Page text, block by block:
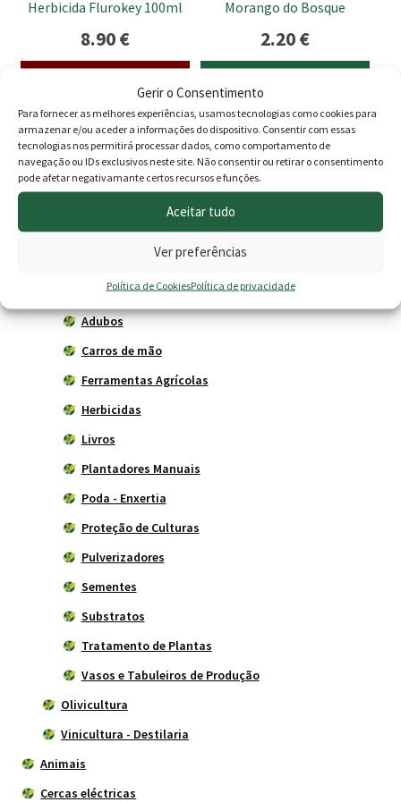
Gerir o Consentimento
Para fornecer as melhores experiências, usamos tecnologias como cookies para
armazenar e/ou aceder a informações do dispositivo. Consentir com essas
tecnologias nos permitirá processar dados, como comportamento de
navegação ou IDs exclusivos neste site. Não consentir ou retirar o consentimento
pode afetar negativamante certos recursos e funções.
Aceitar tudo
Ver preferências
Política de CookiesPolítica de privacidade
Herbicida Flurokey 100ml
8.90€
Morango do Bosque
2.20€
Produtos
Horta
Adubadores
Adubos
Carros de mão
Ferramentas Agrícolas
Herbicidas
Livros
Plantadores Manuais
Poda - Enxertia
Proteção de Culturas
Pulverizadores
Sementes
Substratos
Tratamento de Plantas
Vasos e Tabuleiros de Produção
Olivicultura
Vinicultura - Destilaria
Animais
Cercas eléctricas